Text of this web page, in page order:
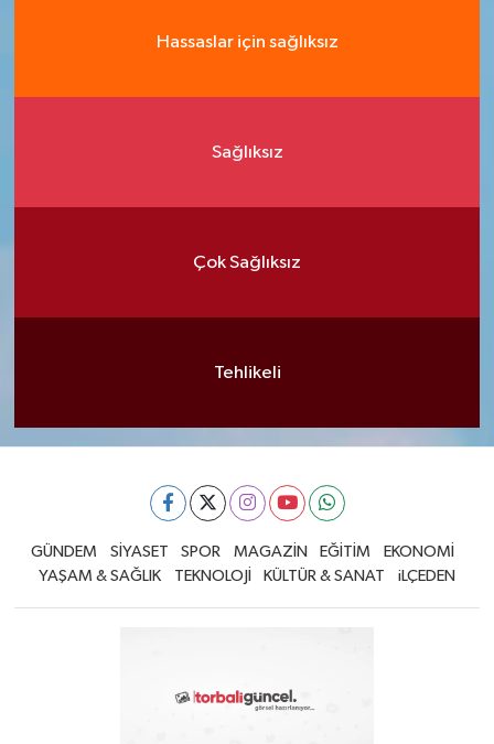
Hassaslar için sağlıksız
Sağlıksız
Çok Sağlıksız
Tehlikeli
GÜNDEM SİYASET SPOR MAGAZİN EĞİTİM
EKONOMİ
YAŞAM & SAĞLIK
TEKNOLOJİ KÜLTÜR & SANAT iLÇEDEN